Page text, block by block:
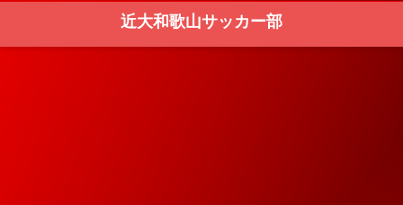
近大和歌山サッカー部